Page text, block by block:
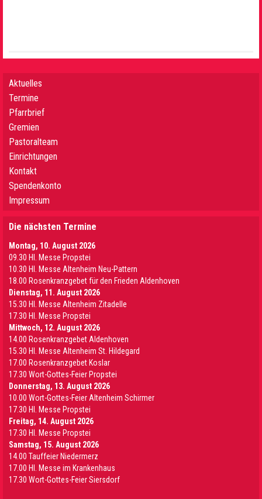
Aktuelles
Termine
Pfarrbrief
Gremien
Pastoralteam
Einrichtungen
Kontakt
Spendenkonto
Impressum
Die nächsten Termine
Montag, 10. August 2026
09.30 Hl. Messe Propstei
10.30 Hl. Messe Altenheim Neu-Pattern
18.00 Rosenkranzgebet für den Frieden Aldenhoven
Dienstag, 11. August 2026
15.30 Hl. Messe Altenheim Zitadelle
17.30 Hl. Messe Propstei
Mittwoch, 12. August 2026
14.00 Rosenkranzgebet Aldenhoven
15.30 Hl. Messe Altenheim St. Hildegard
17.00 Rosenkranzgebet Koslar
17.30 Wort-Gottes-Feier Propstei
Donnerstag, 13. August 2026
10.00 Wort-Gottes-Feier Altenheim Schirmer
17.30 Hl. Messe Propstei
Freitag, 14. August 2026
17.30 Hl. Messe Propstei
Samstag, 15. August 2026
14.00 Tauffeier Niedermerz
17.00 Hl. Messe im Krankenhaus
17.30 Wort-Gottes-Feier Siersdorf